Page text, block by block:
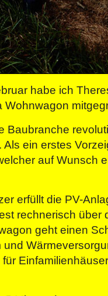
habe ich
Wohnwagon
Baubranche
ein erstes
auf Wunsch
erfüllt die PV-
rechnerisch über
geht einen